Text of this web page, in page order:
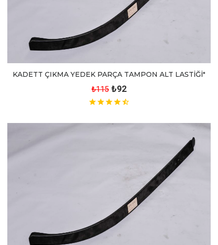
KADETT ÇIKMA YEDEK PARÇA TAMPON ALT LASTİĞİ"
₺115 ₺92